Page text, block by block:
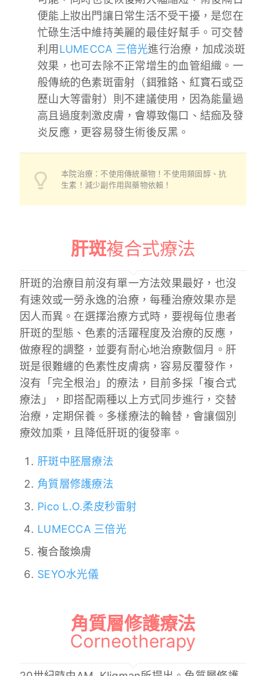
便能上妝出門讓日常生活不受干擾，是您在
忙碌生活中維持美麗的最佳好幫手。可交替
利用LUMECCA 三倍光進行治療，加成淡斑
效果，也可去除不正常增生的血管組織。一
般傳統的色素斑雷射（鉺雅鉻、紅寶石或亞
歷山大等雷射）則不建議使用，因為能量過
高且過度刺激皮膚，會導致傷口、結痂及發
炎反應，更容易發生術後反黑。
本院治療：不使用傳統藥物！不使用類固醇、抗
生素！減少副作用與藥物依賴！
肝斑複合式療法
肝斑的治療目前沒有單一方法效果最好，也沒
有速效或一勞永逸的治療，每種治療效果亦是
因人而異。在選擇治療方式時，要視每位患者
肝斑的型態、色素的活躍程度及治療的反應，
做療程的調整，並要有耐心地治療數個月。肝
斑是很難纏的色素性皮膚病，容易反覆發作，
沒有「完全根治」的療法，目前多採「複合式
療法」，即搭配兩種以上方式同步進行，交替
治療，定期保養。多樣療法的輪替，會讓個別
療效加乘，且降低肝斑的復發率。
肝斑中胚層療法
角質層修護療法
Pico L.O.柔皮秒雷射
LUMECCA 三倍光
複合酸煥膚
SEYO水光儀
角質層修護療法
Corneotherapy